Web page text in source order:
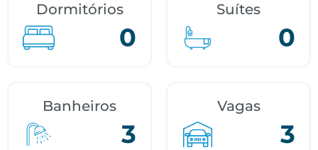
Dormitórios
0
Suítes
0
Banheiros
3
Vagas
3